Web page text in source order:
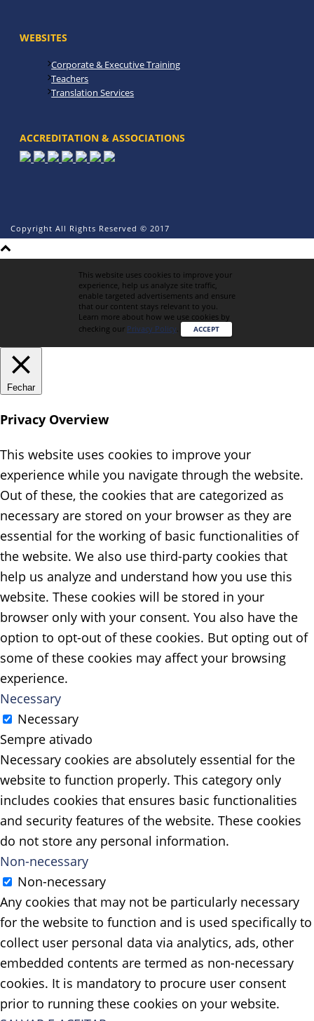
WEBSITES
Corporate & Executive Training
Teachers
Translation Services
ACCREDITATION & ASSOCIATIONS
Copyright All Rights Reserved © 2017
This website uses cookies to improve your
experience, help us analyze site traffic,
enable targeted advertisements and ensure
that our content stays relevant to you.
Learn more about how we use cookies by
checking our Privacy Policy. ACCEPT
Fechar
Privacy Overview
This website uses cookies to improve your
experience while you navigate through the website.
Out of these, the cookies that are categorized as
necessary are stored on your browser as they are
essential for the working of basic functionalities of
the website. We also use third-party cookies that
help us analyze and understand how you use this
website. These cookies will be stored in your
browser only with your consent. You also have the
option to opt-out of these cookies. But opting out of
some of these cookies may affect your browsing
experience.
Necessary
Necessary
Sempre ativado
Necessary cookies are absolutely essential for the
website to function properly. This category only
includes cookies that ensures basic functionalities
and security features of the website. These cookies
do not store any personal information.
Non-necessary
Non-necessary
Any cookies that may not be particularly necessary
for the website to function and is used specifically to
collect user personal data via analytics, ads, other
embedded contents are termed as non-necessary
cookies. It is mandatory to procure user consent
prior to running these cookies on your website.